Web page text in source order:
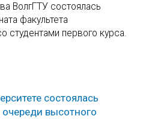
ВолгГТУ состоялась
факультета
студентами первого курса.
состоялась
высотного